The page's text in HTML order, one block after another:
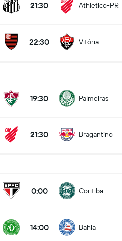
21:30 Athletico-PR
22:30 Vitória
19:30 Palmeiras
21:30 Bragantino
0:00 Coritiba
14:00 Bahia